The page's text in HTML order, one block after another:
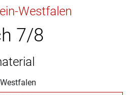
Westfalen
7/8